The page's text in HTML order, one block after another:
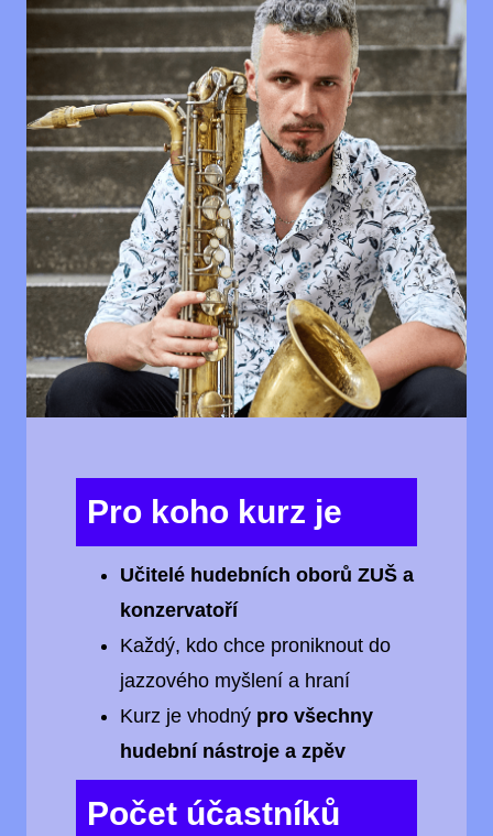
Pro koho kurz je
Učitelé hudebních oborů ZUŠ a
konzervatoří
Každý, kdo chce proniknout do
jazzového myšlení a hraní
Kurz je vhodný pro všechny
hudební nástroje a zpěv
Počet účastníků